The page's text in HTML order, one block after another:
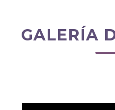
GALERÍA